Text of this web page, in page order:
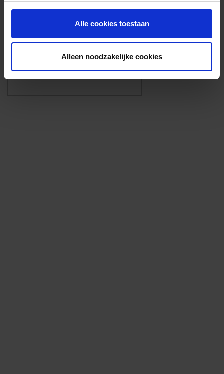
Alle cookies toestaan
Alleen noodzakelijke cookies Eigen foto’s